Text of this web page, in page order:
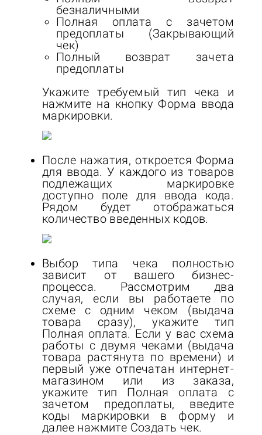
безналичными
Полная оплата c зачетом
предоплаты (Закрывающий
чек)
Полный возврат зачета
предоплаты
Укажите требуемый тип чека и
нажмите на кнопку Форма ввода
маркировки.
После нажатия, откроется Форма
для ввода. У каждого из товаров
подлежащих маркировке
доступно поле для ввода кода.
Рядом будет отображаться
количество введенных кодов.
Выбор типа чека полностью
зависит от вашего бизнес-
процесса. Рассмотрим два
случая, если вы работаете по
схеме с одним чеком (выдача
товара сразу), укажите тип
Полная оплата. Если у вас схема
работы с двумя чеками (выдача
товара растянута по времени) и
первый уже отпечатан интернет-
магазином или из заказа,
укажите тип Полная оплата с
зачетом предоплаты, введите
коды маркировки в форму и
далее нажмите Создать чек.